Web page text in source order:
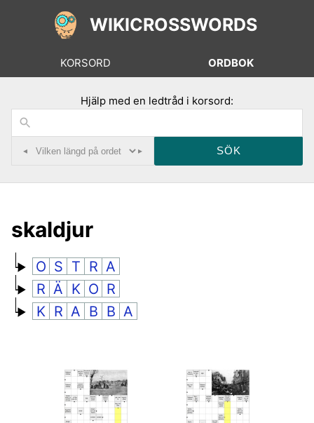
WIKICROSSWORDS
KORSORD ORDBOK
Hjälp med en ledtråd i korsord:
◂ ▸
skaldjur
O S T R A
R Ä K O R
K R A B B A